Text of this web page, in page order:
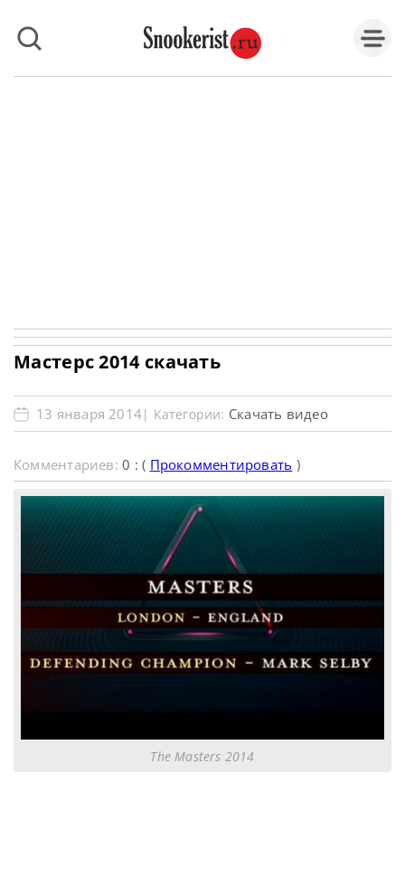
Мастерс 2014 скачать
13 января 2014| Категории: Скачать видео
Комментариев:0 : ( Прокомментировать )
The Masters 2014